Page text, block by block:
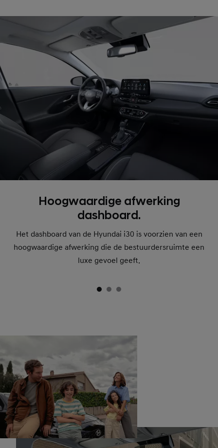
Hoogwaardige afwerking
dashboard.
Het dashboard van de Hyundai i30 is voorzien van een
hoogwaardige afwerking die de bestuurdersruimte een
luxe gevoel geeft.